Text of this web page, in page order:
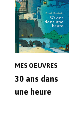
MES OEUVRES
30 ans dans
une heure